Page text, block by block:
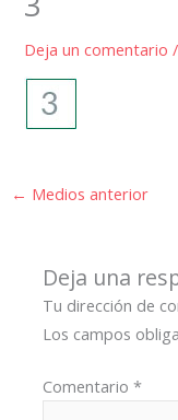
Deja un comentario
← Medios anterior
Deja una
Tu dirección de
Los campos
Comentario*